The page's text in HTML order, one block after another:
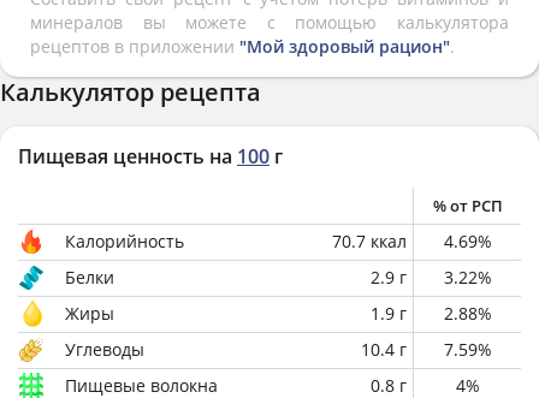
минералов вы можете с помощью калькулятора
рецептов в приложении "Мой здоровый рацион".
Калькулятор рецепта
Пищевая ценность на 100 г
% от РСП
Калорийность 70.7 ккал 4.69%
Белки
2.9 г 3.22%
Жиры
1.9 г 2.88%
Углеводы
10.4 г 7.59%
Пищевые волокна
0.8 г 4%